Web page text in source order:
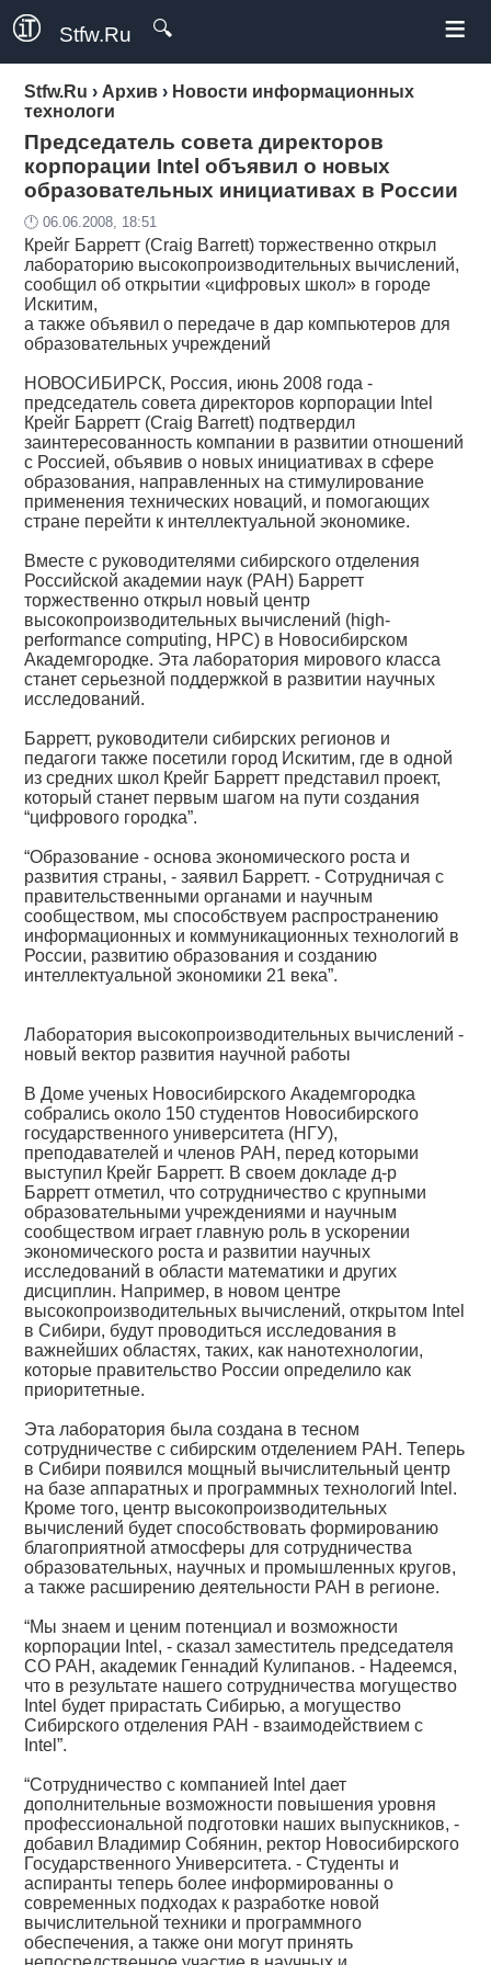
Stfw.Ru 🔍 ≡
Stfw.Ru › Архив › Новости информационных
технологи
Председатель совета директоров
корпорации Intel объявил о новых
образовательных инициативах в России
🕛 06.06.2008, 18:51
Крейг Барретт (Craig Barrett) торжественно открыл
лабораторию высокопроизводительных вычислений,
сообщил об открытии «цифровых школ» в городе
Искитим,
а также объявил о передаче в дар компьютеров для
образовательных учреждений
НОВОСИБИРСК, Россия, июнь 2008 года -
председатель совета директоров корпорации Intel
Крейг Барретт (Craig Barrett) подтвердил
заинтересованность компании в развитии отношений
с Россией, объявив о новых инициативах в сфере
образования, направленных на стимулирование
применения технических новаций, и помогающих
стране перейти к интеллектуальной экономике.
Вместе с руководителями сибирского отделения
Российской академии наук (РАН) Барретт
торжественно открыл новый центр
высокопроизводительных вычислений (high-
performance computing, HPC) в Новосибирском
Академгородке. Эта лаборатория мирового класса
станет серьезной поддержкой в развитии научных
исследований.
Барретт, руководители сибирских регионов и
педагоги также посетили город Искитим, где в одной
из средних школ Крейг Барретт представил проект,
который станет первым шагом на пути создания
“цифрового городка”.
“Образование - основа экономического роста и
развития страны, - заявил Барретт. - Сотрудничая с
правительственными органами и научным
сообществом, мы способствуем распространению
информационных и коммуникационных технологий в
России, развитию образования и созданию
интеллектуальной экономики 21 века”.
Лаборатория высокопроизводительных вычислений -
новый вектор развития научной работы
В Доме ученых Новосибирского Академгородка
собрались около 150 студентов Новосибирского
государственного университета (НГУ),
преподавателей и членов РАН, перед которыми
выступил Крейг Барретт. В своем докладе д-р
Барретт отметил, что сотрудничество с крупными
образовательными учреждениями и научным
сообществом играет главную роль в ускорении
экономического роста и развитии научных
исследований в области математики и других
дисциплин. Например, в новом центре
высокопроизводительных вычислений, открытом Intel
в Сибири, будут проводиться исследования в
важнейших областях, таких, как нанотехнологии,
которые правительство России определило как
приоритетные.
Эта лаборатория была создана в тесном
сотрудничестве с сибирским отделением РАН. Теперь
в Сибири появился мощный вычислительный центр
на базе аппаратных и программных технологий Intel.
Кроме того, центр высокопроизводительных
вычислений будет способствовать формированию
благоприятной атмосферы для сотрудничества
образовательных, научных и промышленных кругов,
а также расширению деятельности РАН в регионе.
“Мы знаем и ценим потенциал и возможности
корпорации Intel, - сказал заместитель председателя
СО РАН, академик Геннадий Кулипанов. - Надеемся,
что в результате нашего сотрудничества могущество
Intel будет прирастать Сибирью, а могущество
Сибирского отделения РАН - взаимодействием с
Intel”.
“Сотрудничество с компанией Intel дает
дополнительные возможности повышения уровня
профессиональной подготовки наших выпускников, -
добавил Владимир Собянин, ректор Новосибирского
Государственного Университета. - Студенты и
аспиранты теперь более информированны о
современных подходах к разработке новой
вычислительной техники и программного
обеспечения, а также они могут принять